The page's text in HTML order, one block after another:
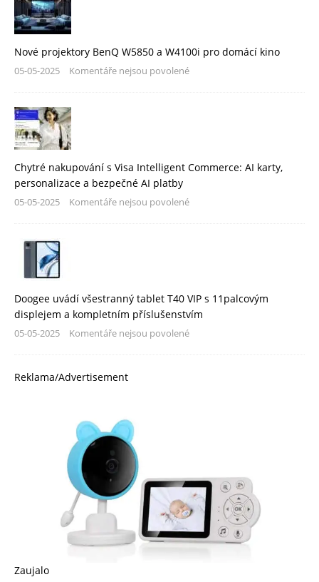
Nové projektory BenQ W5850 a W4100i pro domácí kino
05-05-2025 Komentáře nejsou povolené
Chytré nakupování s Visa Intelligent Commerce: AI karty,
personalizace a bezpečné AI platby
05-05-2025 Komentáře nejsou povolené
Doogee uvádí všestranný tablet T40 VIP s 11palcovým
displejem a kompletním příslušenstvím
05-05-2025 Komentáře nejsou povolené
Reklama/Advertisement
Zaujalo